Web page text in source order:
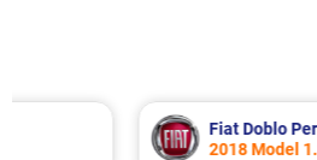
Fiat Doblo Periyodik
2018 Model 1.3 Multijet